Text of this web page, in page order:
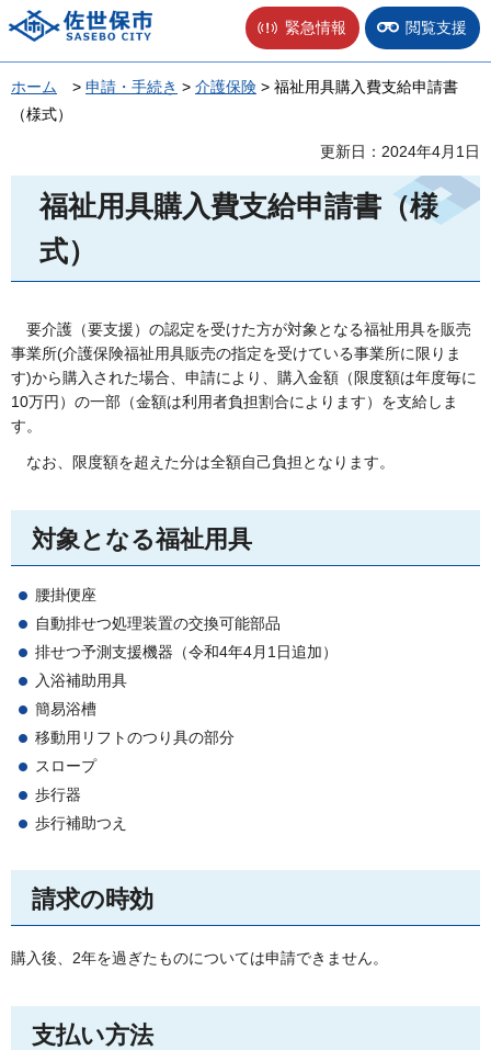
佐世保市 緊急情報 閲覧支援
ホーム > 申請・手続き > 介護保険 > 福祉用具購入費支給申請書
（様式）
更新日：2024年4月1日
福祉用具購入費支給申請書（様
式）
要介護（要支援）の認定を受けた方が対象となる福祉用具を販売
事業所(介護保険福祉用具販売の指定を受けている事業所に限りま
す)から購入された場合、申請により、購入金額（限度額は年度毎に
10万円）の一部（金額は利用者負担割合によります）を支給しま
す。
なお 、限度額を超えた分は全額自己負担となります。
対象となる福祉用具
腰掛便座
自動排せつ処理装置の交換可能部品
排せつ予測支援機器（令和4年4月1日追加）
入浴補助用具
簡易浴槽
移動用リフトのつり具の部分
スロープ
歩行器
歩行補助つえ
請求の時効
購入後、2年を過ぎたものについては申請できません。
支払い方法